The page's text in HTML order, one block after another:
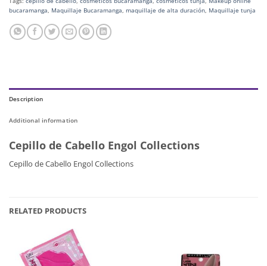
bucaramanga, Maquillaje Bucaramanga, maquillaje de alta duración, Maquillaje tunja
Description
Additional information
Cepillo de Cabello Engol Collections
Cepillo de Cabello Engol Collections
RELATED PRODUCTS